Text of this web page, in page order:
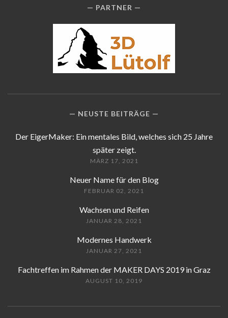
PARTNER
NEUSTE BEITRÄGE
Der EigerMaker: Ein mentales Bild, welches sich 25 Jahre
später zeigt.
MÄRZ 17, 2021
Neuer Name für den Blog
FEBRUAR 02, 2021
Wachsen und Reifen
JANUAR 28, 2021
Modernes Handwerk
JANUAR 27, 2021
Fachtreffen im Rahmen der MAKER DAYS 2019 in Graz
AUGUST 10, 2019